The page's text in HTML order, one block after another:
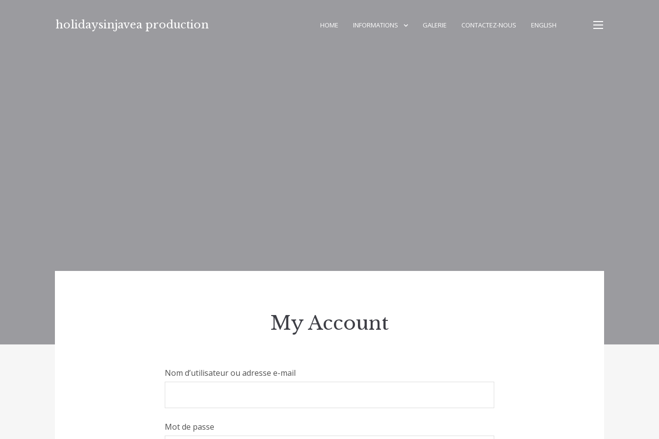
holidaysinjavea production HOME INFORMATIONS GALERIE CONTACTEZ-NOUS ENGLISH
My Account
Nom d’utilisateur ou adresse e-mail
Mot de passe